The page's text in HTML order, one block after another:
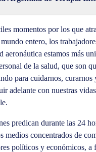
momentos por los que
entero, los
aeronáutica estamos más
de la salud, que son
para cuidarnos, curarnos
adelante con nuestras
predican durante las 24
medios concentrados de
políticos y económicos, a